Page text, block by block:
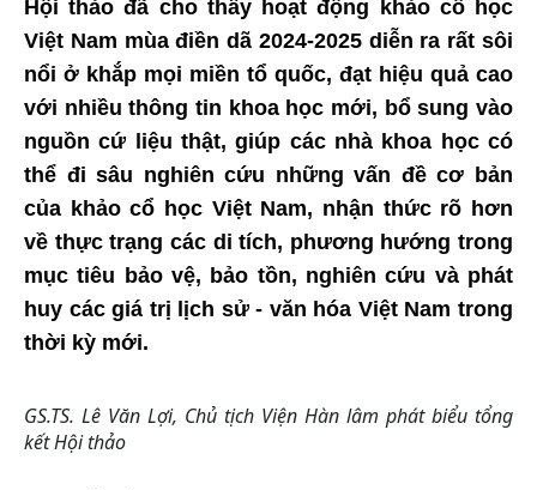
Hội thảo đã cho thấy hoạt động khảo cổ học
Việt Nam mùa điền dã 2024-2025 diễn ra rất sôi
nổi ở khắp mọi miền tổ quốc, đạt hiệu quả cao
với nhiều thông tin khoa học mới, bổ sung vào
nguồn cứ liệu thật, giúp các nhà khoa học có
thể đi sâu nghiên cứu những vấn đề cơ bản
của khảo cổ học Việt Nam, nhận thức rõ hơn
về thực trạng các di tích, phương hướng trong
mục tiêu bảo vệ, bảo tồn, nghiên cứu và phát
huy các giá trị lịch sử - văn hóa Việt Nam trong
thời kỳ mới.
GS.TS. Lê Văn Lợi, Chủ tịch Viện Hàn lâm phát biểu tổng
kết Hội thảo